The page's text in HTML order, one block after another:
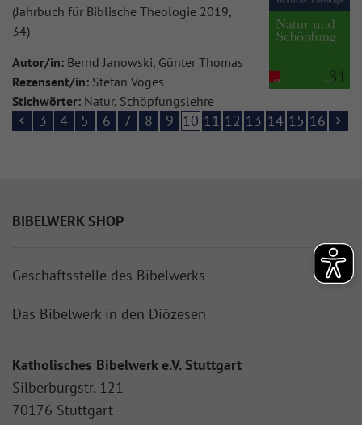
(Jahrbuch für Biblische Theologie 2019,
34)
Autor/in: Bernd Janowski, Günter Thomas
Rezensent/in: Stefan Voges
Stichwörter: Natur, Schöpfungslehre
3 4 5 6 7 8 9 10 11 12 13 14 15 16
BIBELWERK SHOP
Geschäftsstelle des Bibelwerks
Das Bibelwerk in den Diözesen
Katholisches Bibelwerk e.V. Stuttgart
Silberburgstr. 121
70176 Stuttgart